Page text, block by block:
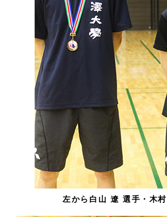
左から白山 遼 選手・木